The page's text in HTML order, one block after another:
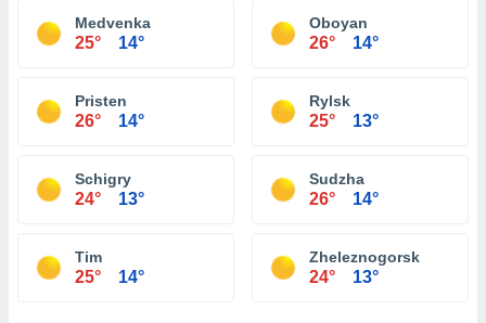
Medvenka
25° 14°
Oboyan
26° 14°
Pristen
26° 14°
Rylsk
25° 13°
Schigry
24° 13°
Sudzha
26° 14°
Tim
25° 14°
Zheleznogorsk
24° 13°